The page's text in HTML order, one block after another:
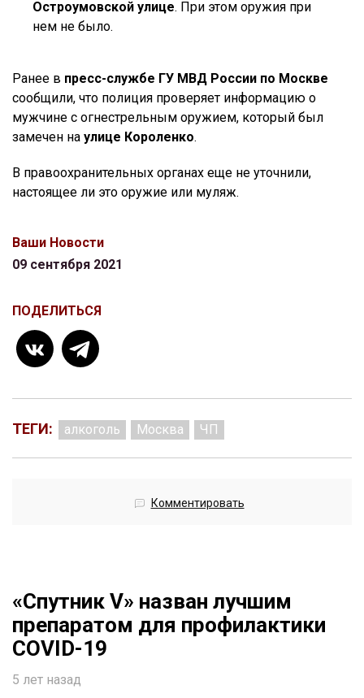
Остроумовской улице. При этом оружия при
нем не было.
Ранее в пресс-службе ГУ МВД России по Москве
сообщили, что полиция проверяет информацию о
мужчине с огнестрельным оружием, который был
замечен на улице Короленко.
В правоохранительных органах еще не уточнили,
настоящее ли это оружие или муляж.
Ваши Новости
09 сентября 2021
ПОДЕЛИТЬСЯ
ТЕГИ: алкоголь Москва ЧП
Комментировать
«Спутник V» назван лучшим
препаратом для профилактики
COVID-19
5 лет назад